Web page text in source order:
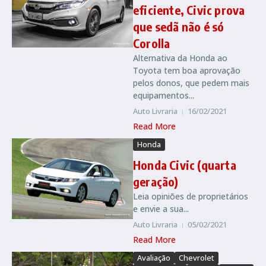
eficiente, Civic prova
que sedã não é só
Corolla
Alternativa da Honda ao
Toyota tem boa aprovação
pelos donos, que pedem mais
equipamentos...
Auto Livraria 16/02/2021
Read More
Honda
Honda Civic (quarta
geração)
Leia opiniões de proprietários
e envie a sua...
Auto Livraria 05/02/2021
Read More
Avaliação
Chevrolet